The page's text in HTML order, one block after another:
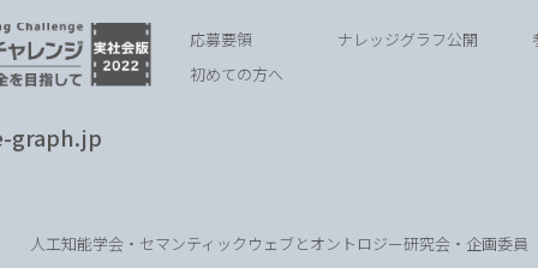
graph.jp
応募要領
初めての方へ
ナレッジグラフ公開
人工知能学会・セマンティックウェブとオントロジー研究会・企画委員